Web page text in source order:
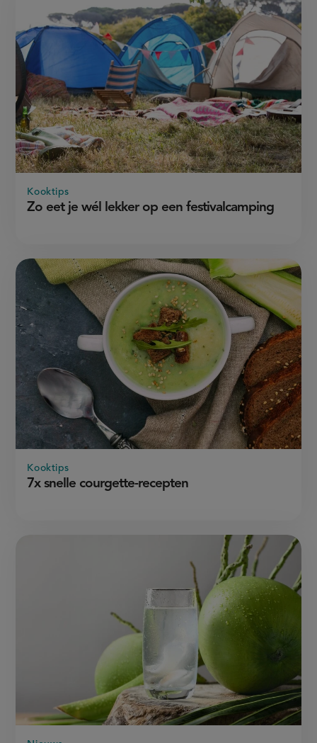
Zo eet je wél lekker op een festivalcamping
Kooktips
7x snelle courgette-recepten
Kooktips